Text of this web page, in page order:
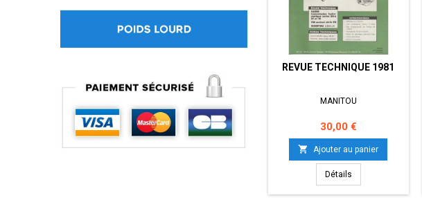
REVUE TECHNIQUE 1981
MANITOU
Prix
30,00 €
 Ajouter au panier
Détails